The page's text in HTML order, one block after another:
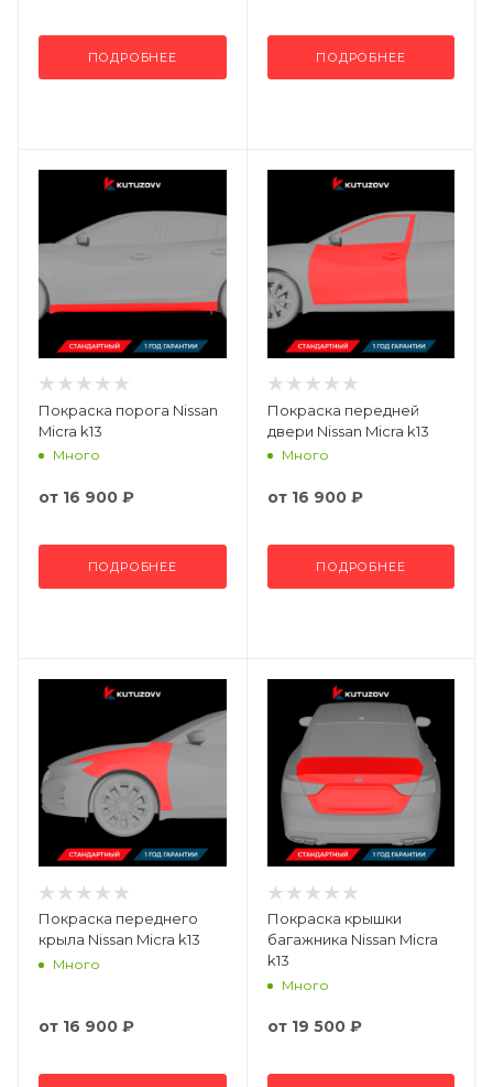
ПОДРОБНЕЕ ПОДРОБНЕЕ
Покраска порога Nissan
Micra k13
Много
от 16 900 ₽
ПОДРОБНЕЕ
Покраска передней
двери Nissan Micra k13
Много
от 16 900 ₽
ПОДРОБНЕЕ
Покраска переднего
крыла Nissan Micra k13
Много
от 16 900 ₽
Покраска крышки
багажника Nissan Micra
k13
Много
от 19 500 ₽